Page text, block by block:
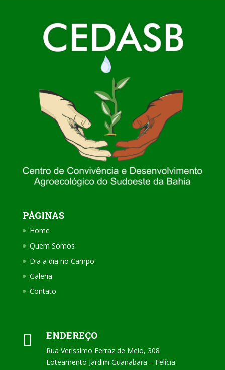
PÁGINAS
Home
Quem Somos
Dia a dia no Campo
Galeria
Contato
 ENDEREÇO
Rua Veríssimo Ferraz de Melo, 308
Loteamento Jardim Guanabara – Felícia